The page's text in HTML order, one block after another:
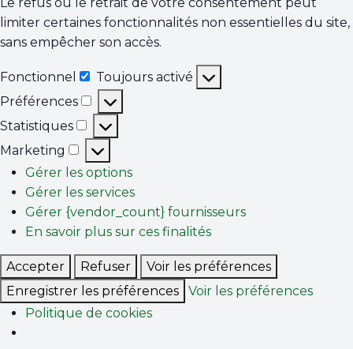
limiter certaines fonctionnalités non essentielles du site,
sans empêcher son accès.
Fonctionnel
Fonctionnel
Toujours activé
Préférences
Préférences
Statistiques
Statistiques
Marketing
Marketing
Gérer les options
Gérer les services
Gérer {vendor_count} fournisseurs
En savoir plus sur ces finalités
Accepter Refuser
Voir les préférences
Enregistrer les préférences
Voir les préférences
Politique de cookies